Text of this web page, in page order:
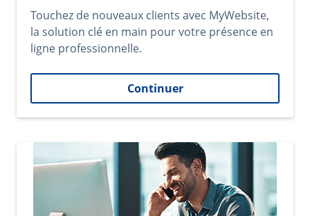
Touchez de nouveaux clients avec MyWebsite,
la solution clé en main pour votre présence en
ligne professionnelle.
Continuer